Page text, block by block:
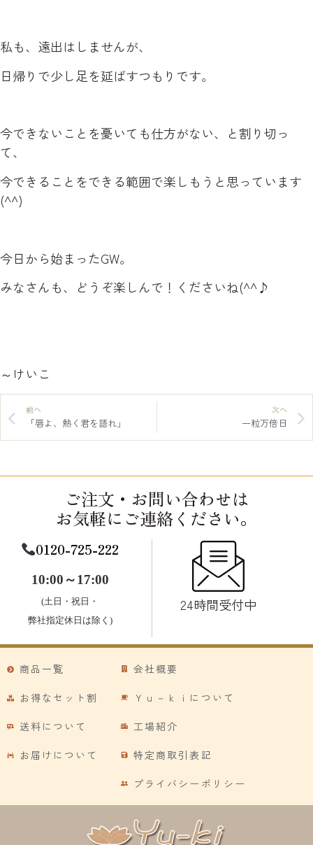
私も、遠出はしませんが、
日帰りで少し足を延ばすつもりです。
今できないことを憂いても仕方がない、と割り切っ
て、
今できることをできる範囲で楽しもうと思っています
(^^)
今日から始まったGW。
みなさんも、どうぞ楽しんで！くださいね(^^♪
～けいこ
前へ
「唇よ、熱く君を語れ」
次へ
一粒万倍日
ご注文・お問い合わせは
お気軽にご連絡ください。
0120-725-222
10:00～17:00
(土日・祝日・
弊社指定休日は除く)
24時間受付中
商品一覧
お得なセット割
送料について
お届けについて
会社概要
Ｙｕ－ｋｉについて
工場紹介
特定商取引表記
プライバシーポリシー